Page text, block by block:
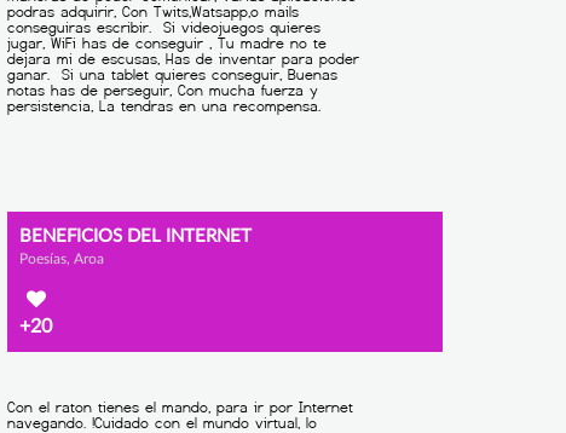
BENEFICIOS DEL INTERNET
Poesías, Aroa
+20